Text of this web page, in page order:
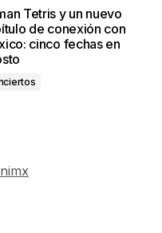
Tetris y un nuevo
de conexión con
cinco fechas en